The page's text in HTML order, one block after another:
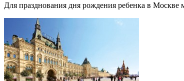
Для празднования дня рождения ребенка в